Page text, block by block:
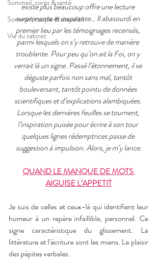
Sommeil, corps & santé
Sommeil, couple & sexualité
Vie du cabinet
existe plus beaucoup offre une lecture
surprenante et inspirante… Il abasourdi en
premier lieu par les témoignages recensés,
parmi lesquels on s’y retrouve de manière
troublante. Pour peu qu’on ait la Foi, on y
verrait là un signe. Passé l’étonnement, il se
déguste parfois non sans mal, tantôt
bouleversant, tantôt pointu de données
scientifiques et d’explications alambiquées.
Lorsque les dernières feuilles se tournent,
l’inspiration puisée pour écrire à son tour
quelques lignes rédemptrices passe de
suggestion à impulsion. Alors, je m’y lance.
QUAND LE MANQUE DE MOTS
AIGUISE L’APPETIT
Je suis de celles et ceux-là qui identifient leur
humeur à un repère infaillible, personnel. Ce
signe caractéristique du glissement. La
littérature et l’écriture sont les miens. Le plaisir
des pépites verbales.